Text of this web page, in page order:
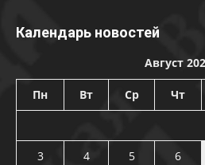
Календарь новостей
Август
Пн Вт Ср Чт
3
4 5 6